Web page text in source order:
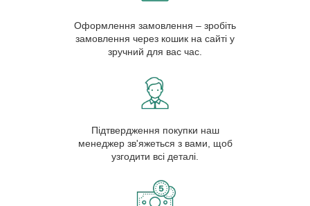
Оформлення замовлення – зробіть
замовлення через кошик на сайті у
зручний для вас час.
Підтвердження покупки наш
менеджер зв'яжеться з вами, щоб
узгодити всі деталі.